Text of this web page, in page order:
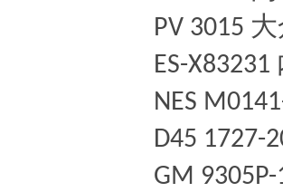
PV 3015
ES-X83231
NES
D45 1727-
GM